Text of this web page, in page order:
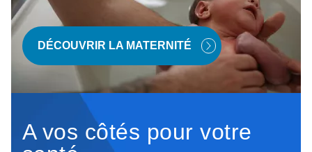
DÉCOUVRIR LA MATERNITÉ
A vos côtés pour votre